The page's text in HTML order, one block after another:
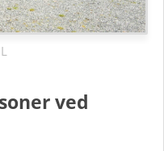
ved